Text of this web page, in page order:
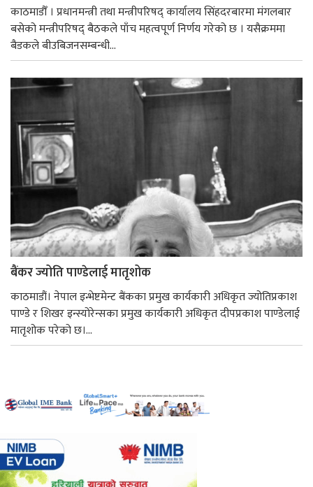
काठमाडौँ । प्रधानमन्त्री तथा मन्त्रीपरिषद् कार्यालय सिंहदरबारमा मंगलबार
बसेको मन्त्रीपरिषद् बैठकले पाँच महत्वपूर्ण निर्णय गरेको छ । यसैक्रममा
बैडकले बीउबिजनसम्बन्धी...
बैंकर ज्योति पाण्डेलाई मातृशोक
काठमाडौं। नेपाल इन्भेष्टमेन्ट बैंकका प्रमुख कार्यकारी अधिकृत ज्योतिप्रकाश
पाण्डे र शिखर इन्स्योरेन्सका प्रमुख कार्यकारी अधिकृत दीपप्रकाश पाण्डेलाई
मातृशोक परेको छ।...